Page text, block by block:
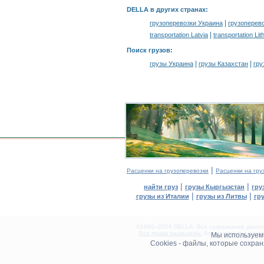
Мы
Cookies - файлы, которые
DELLA в других странах:
грузоперевозки Украина
transportation Latvia
transportation
Поиск грузов:
грузы Украина
грузы Казахстан
Расценки на грузоперевозки | Расценки на
найти груз | грузы Кыргызстан |
грузы из Италии | грузы из Литвы|
©1995–2026 DELLA. Все содержание
Все права защищены.
Копирование и